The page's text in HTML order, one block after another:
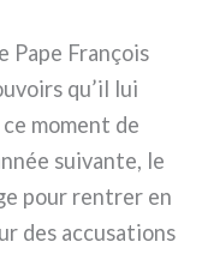
Pape François
qu’il lui
moment de
sui­van­te, le
pour ren­trer en
des accu­sa­tions